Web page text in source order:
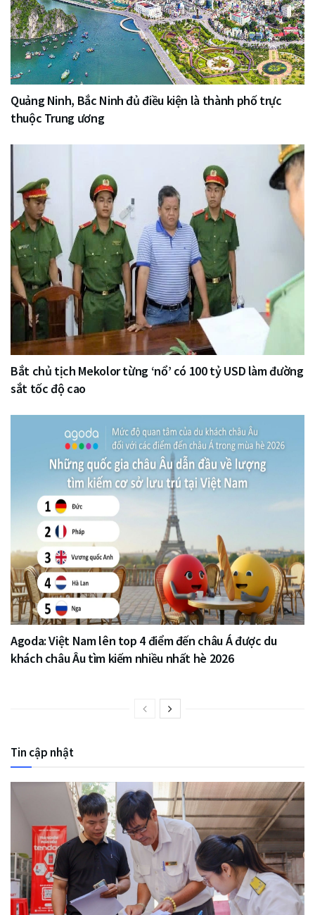
Quảng Ninh, Bắc Ninh đủ điều kiện là thành phố trực
thuộc Trung ương
Bắt chủ tịch Mekolor từng ‘nổ’ có 100 tỷ USD làm đường
sắt tốc độ cao
Agoda: Việt Nam lên top 4 điểm đến châu Á được du
khách châu Âu tìm kiếm nhiều nhất hè 2026
Tin cập nhật